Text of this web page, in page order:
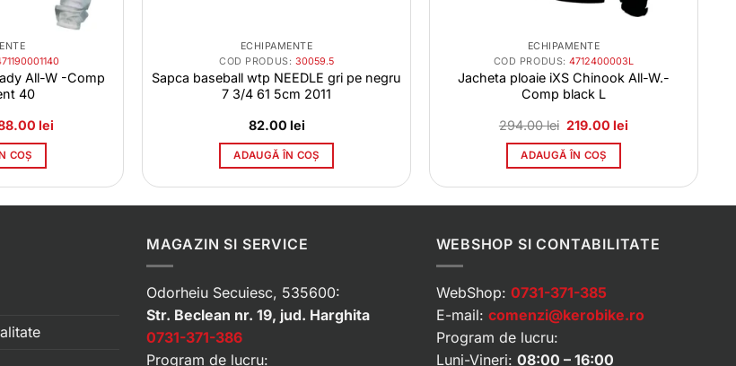
All-W -Comp
40
lei
COȘ
ECHIPAMENTE
COD PRODUS: 30059.5
Sapca baseball wtp NEEDLE gri pe negru
7 3/4 61 5cm 2011
82.00 lei
ADAUGĂ ÎN COȘ
ECHIPAMENTE
COD PRODUS:4712400003L
Jacheta ploaie iXS Chinook All-W.-
Comp black L
294.00lei Prețul
a
fost:
219.00lei
ADAUGĂ ÎN COȘ
MAGAZIN SI SERVICE
Odorheiu Secuiesc, 535600:
Str. Beclean nr. 19, jud. Harghita
0731-371-386
Program de lucru:
WEBSHOP SI CONTABILITATE
WebShop: 0731-371-385
E-mail: comenzi@kerobike.ro
Program de lucru:
Luni-Vineri: 08:00 – 16:00